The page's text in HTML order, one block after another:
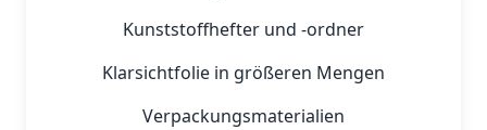
Kunststoffhefter und -ordner
Klarsichtfolie in größeren Mengen
Verpackungsmaterialien